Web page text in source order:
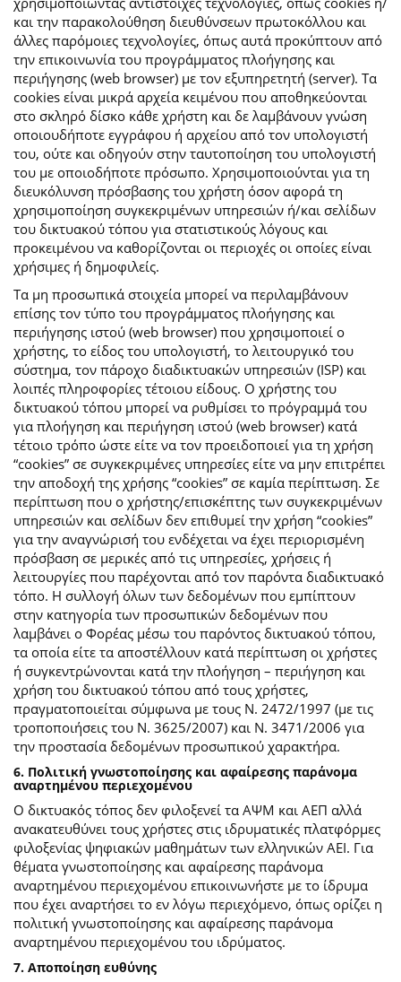
και την παρακολούθηση διευθύνσεων πρωτοκόλλου και
άλλες παρόμοιες τεχνολογίες, όπως αυτά προκύπτουν από
την επικοινωνία του προγράμματος πλοήγησης και
περιήγησης (web browser) με τον εξυπηρετητή (server). Τα
cookies είναι μικρά αρχεία κειμένου που αποθηκεύονται
στο σκληρό δίσκο κάθε χρήστη και δε λαμβάνουν γνώση
οποιουδήποτε εγγράφου ή αρχείου από τον υπολογιστή
του, ούτε και οδηγούν στην ταυτοποίηση του υπολογιστή
του με οποιοδήποτε πρόσωπο. Χρησιμοποιούνται για τη
διευκόλυνση πρόσβασης του χρήστη όσον αφορά τη
χρησιμοποίηση συγκεκριμένων υπηρεσιών ή/και σελίδων
του δικτυακού τόπου για στατιστικούς λόγους και
προκειμένου να καθορίζονται οι περιοχές οι οποίες είναι
χρήσιμες ή δημοφιλείς.
Τα μη προσωπικά στοιχεία μπορεί να περιλαμβάνουν
επίσης τον τύπο του προγράμματος πλοήγησης και
περιήγησης ιστού (web browser) που χρησιμοποιεί ο
χρήστης, το είδος του υπολογιστή, το λειτουργικό του
σύστημα, τον πάροχο διαδικτυακών υπηρεσιών (ISP) και
λοιπές πληροφορίες τέτοιου είδους. Ο χρήστης του
δικτυακού τόπου μπορεί να ρυθμίσει το πρόγραμμά του
για πλοήγηση και περιήγηση ιστού (web browser) κατά
τέτοιο τρόπο ώστε είτε να τον προειδοποιεί για τη χρήση
“cookies” σε συγκεκριμένες υπηρεσίες είτε να μην επιτρέπει
την αποδοχή της χρήσης “cookies” σε καμία περίπτωση. Σε
περίπτωση που ο χρήστης/επισκέπτης των συγκεκριμένων
υπηρεσιών και σελίδων δεν επιθυμεί την χρήση “cookies”
για την αναγνώρισή του ενδέχεται να έχει περιορισμένη
πρόσβαση σε μερικές από τις υπηρεσίες, χρήσεις ή
λειτουργίες που παρέχονται από τον παρόντα διαδικτυακό
τόπο. Η συλλογή όλων των δεδομένων που εμπίπτουν
στην κατηγορία των προσωπικών δεδομένων που
λαμβάνει ο Φορέας μέσω του παρόντος δικτυακού τόπου,
τα οποία είτε τα αποστέλλουν κατά περίπτωση οι χρήστες
ή συγκεντρώνονται κατά την πλοήγηση – περιήγηση και
χρήση του δικτυακού τόπου από τους χρήστες,
πραγματοποιείται σύμφωνα με τους Ν. 2472/1997 (με τις
τροποποιήσεις του Ν. 3625/2007) και Ν. 3471/2006 για
την προστασία δεδομένων προσωπικού χαρακτήρα.
6. Πολιτική γνωστοποίησης και αφαίρεσης παράνομα
αναρτημένου περιεχομένου
Ο δικτυακός τόπος δεν φιλοξενεί τα ΑΨΜ και ΑΕΠ αλλά
ανακατευθύνει τους χρήστες στις ιδρυματικές πλατφόρμες
φιλοξενίας ψηφιακών μαθημάτων των ελληνικών ΑΕΙ. Για
θέματα γνωστοποίησης και αφαίρεσης παράνομα
αναρτημένου περιεχομένου επικοινωνήστε με το ίδρυμα
που έχει αναρτήσει το εν λόγω περιεχόμενο, όπως ορίζει η
πολιτική γνωστοποίησης και αφαίρεσης παράνομα
αναρτημένου περιεχομένου του ιδρύματος.
7. Αποποίηση ευθύνης